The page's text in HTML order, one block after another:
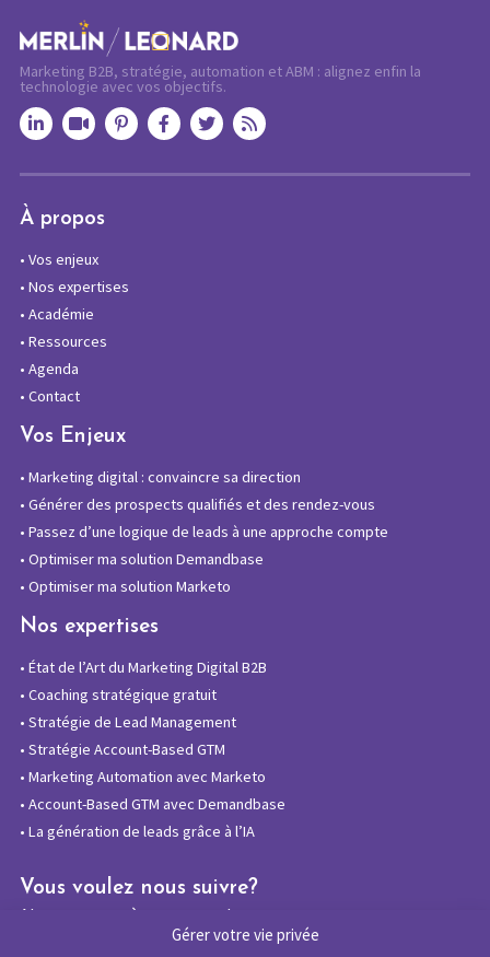
Gérer votre vie privée
Marketing B2B, stratégie, automation et ABM : alignez enfin la
technologie avec vos objectifs.
À propos
• Vos enjeux
• Nos expertises
• Académie
• Ressources
• Agenda
• Contact
Vos Enjeux
• Marketing digital : convaincre sa direction
• Générer des prospects qualifiés et des rendez-vous
• Passez d’une logique de leads à une approche compte
• Optimiser ma solution Demandbase
• Optimiser ma solution Marketo
Nos expertises
• État de l’Art du Marketing Digital B2B
• Coaching stratégique gratuit
• Stratégie de Lead Management
• Stratégie Account-Based GTM
• Marketing Automation avec Marketo
• Account-Based GTM avec Demandbase
• La génération de leads grâce à l’IA
Vous voulez nous suivre?
Abonnez-vous à notre newsletter